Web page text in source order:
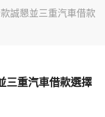
誠懇並三重汽車借款
三重汽車借款選擇